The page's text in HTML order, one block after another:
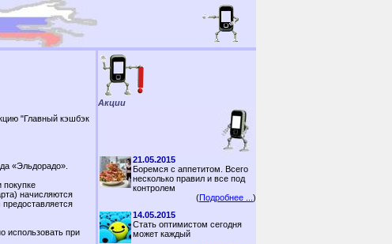
"Главный кэшбэк
«Эльдорадо».
покупке
начисляются
использовать при
Акции
21.05.2015
Боремся с аппетитом. Всего
несколько правил и все под
контролем
(Подробнее ... )
14.05.2015
Стать оптимистом сегодня
может каждый